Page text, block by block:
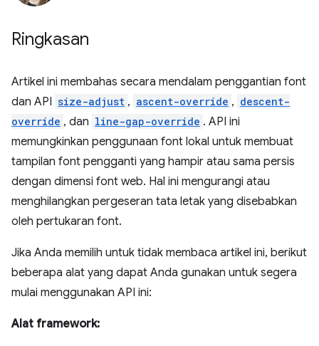
Ringkasan
Artikel ini membahas secara mendalam penggantian font
dan API size-adjust , ascent-override , descent-
override , dan line-gap-override . API ini
memungkinkan penggunaan font lokal untuk membuat
tampilan font pengganti yang hampir atau sama persis
dengan dimensi font web. Hal ini mengurangi atau
menghilangkan pergeseran tata letak yang disebabkan
oleh pertukaran font.
Jika Anda memilih untuk tidak membaca artikel ini, berikut
beberapa alat yang dapat Anda gunakan untuk segera
mulai menggunakan API ini:
Alat framework: